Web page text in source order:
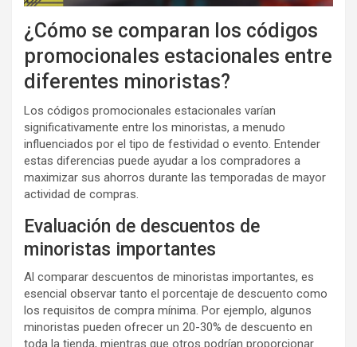
¿Cómo se comparan los códigos
promocionales estacionales entre
diferentes minoristas?
Los códigos promocionales estacionales varían
significativamente entre los minoristas, a menudo
influenciados por el tipo de festividad o evento. Entender
estas diferencias puede ayudar a los compradores a
maximizar sus ahorros durante las temporadas de mayor
actividad de compras.
Evaluación de descuentos de
minoristas importantes
Al comparar descuentos de minoristas importantes, es
esencial observar tanto el porcentaje de descuento como
los requisitos de compra mínima. Por ejemplo, algunos
minoristas pueden ofrecer un 20-30% de descuento en
toda la tienda, mientras que otros podrían proporcionar